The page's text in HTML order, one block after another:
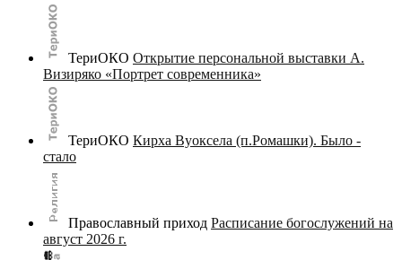
ТериОКО Открытие персональной выставки А.
Визиряко «Портрет современника»
ТериОКО Кирха Вуоксела (п.Ромашки). Было -
стало
Православный приход Расписание богослужений на
август 2026 г.